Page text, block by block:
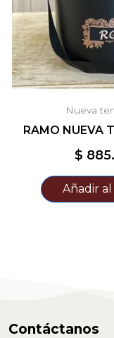
Nueva
RAMO NUEVA
$
Añadir
Contáctanos